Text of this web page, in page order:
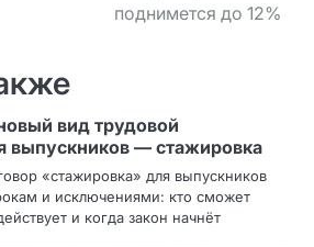
поднимется до 12%
вид трудовой
выпускников — стажировка
«стажировка» для выпускников
и исключениями: кто сможет
и когда закон начнёт